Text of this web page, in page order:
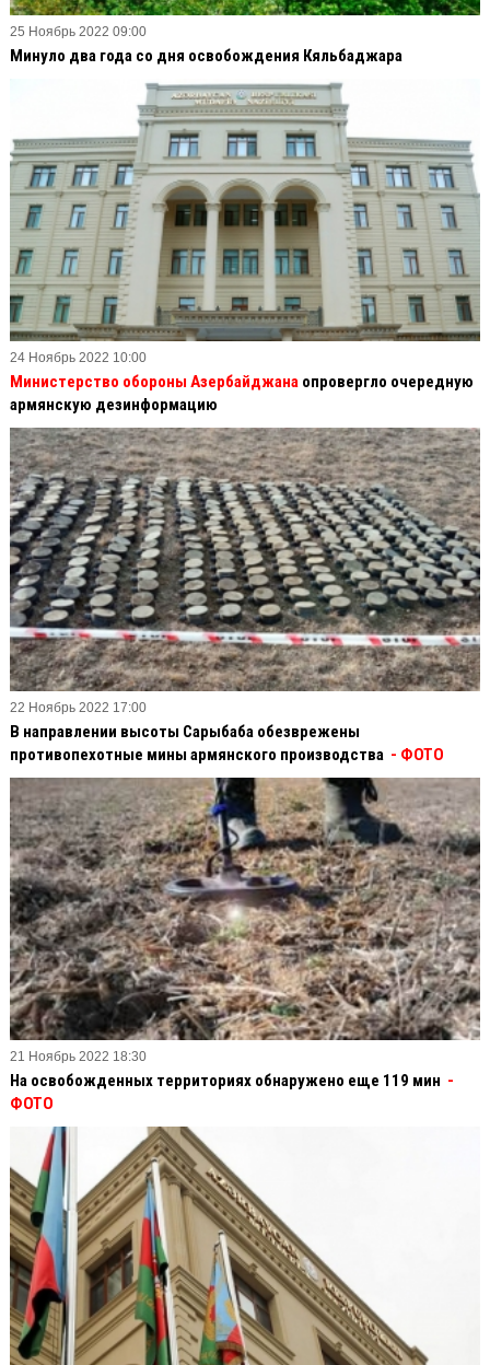
25 Ноябрь 2022 09:00
Минуло два года со дня освобождения Кяльбаджара
24 Ноябрь 2022 10:00
Министерство обороны Азербайджана опровергло очередную
армянскую дезинформацию
22 Ноябрь 2022 17:00
В направлении высоты Сарыбаба обезврежены
противопехотные мины армянского производства - ФОТО
21 Ноябрь 2022 18:30
На освобожденных территориях обнаружено еще 119 мин -
ФОТО